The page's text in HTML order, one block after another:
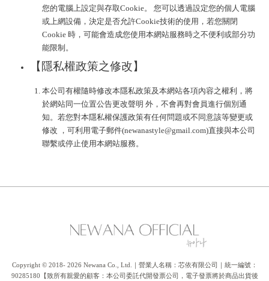
您的電腦上設定與存取Cookie。 您可以透過設定您的個人電腦
或上網設備，決定是否允許Cookie技術的使用，若您關閉
Cookie 時，可能會造成您使用本網站服務時之不便利或部分功
能限制。
【隱私權政策之修改】
本公司有權隨時修改本隱私政策及本網站各項內容之權利，將
於網站同一位置公告更改聲明 外，不會再對會員進行個別通
知。若您對本隱私權保護政策有任何問題或不同意該等變更或
修改 ，可利用電子郵件(newanastyle@gmail.com)直接與本公司
聯繫或停止使用本網站服務。
Copyright © 2018- 2026 Newana Co., Ltd.｜營業人名稱：芯依有限公司｜統一編號：
90285180【致所有親愛的顧客：本公司委託代開發票公司，電子發票將於商品出貨後